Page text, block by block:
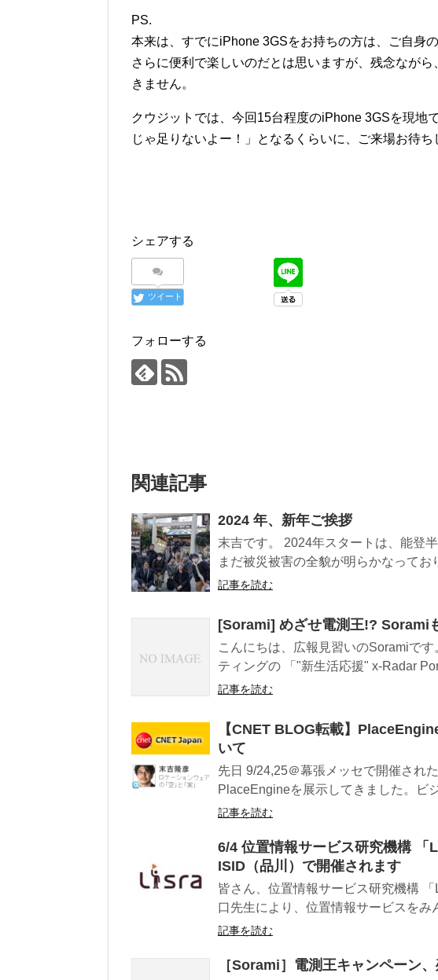
PS.
本来は、すでにiPhone 3GSをお持ちの方は、ご自身
さらに便利で楽しいのだとは思いますが、残念なが
きません。
クウジットでは、今回15台程度のiPhone 3GSを現地
じゃ足りないよー！」となるくらいに、ご来場お待
シェアする
ツイート
フォローする
関連記事
2024 年、新年ご挨拶
末吉です。 2024年スタートは、能登
まだ被災被害の全貌が明らかなってお
記事を読む
[Sorami] めざせ電測王!? Sorami
こんにちは、広報見習いのSoramiで
ティングの 「"新生活応援" x-Radar
記事を読む
【CNET BLOG転載】
いて
先日 9/24,25＠幕張メッセで開催され
PlaceEngineを展示してきました。ビ
記事を読む
6/4 位置情報サービス研究機構
ISID（品川）で開催されます
皆さん、位置情報サービス研究機構
口先生により、位置情報サービスをみ
記事を読む
［Sorami］電測王キャンペーン